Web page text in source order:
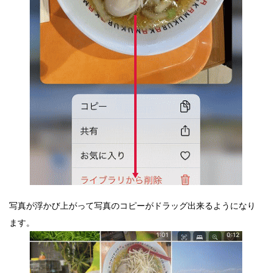
写真が浮かび上がって写真のコピーがドラッグ出来るようになり
ます。